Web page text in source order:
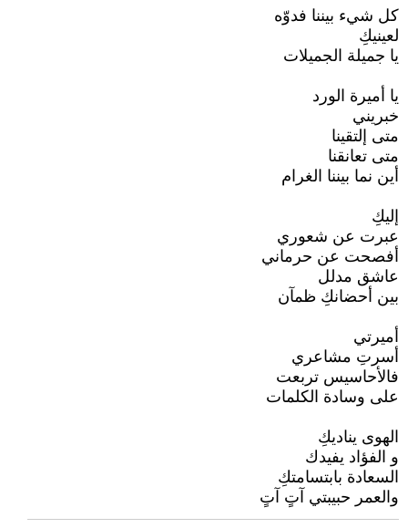
كل شيء بيننا فدوّه
لعينيكِ
يا جميلة الجميلات
يا أميرة الورد
خبريني
متى إلتقينا
متى تعانقنا
أين نما بيننا الغرام
إليكِ
عبرت عن شعوري
أفصحت عن حرماني
عاشق مدلل
بين أحضانكِ ظمآن
أميرتي
أسرتِ مشاعري
فالأحاسيس تربعت
على وسادة الكلمات
الهوى يناديكِ
و الفؤاد يفيدك
السعادة بابتسامتكِ
والعمر حبيبتي آتٍ آتٍ